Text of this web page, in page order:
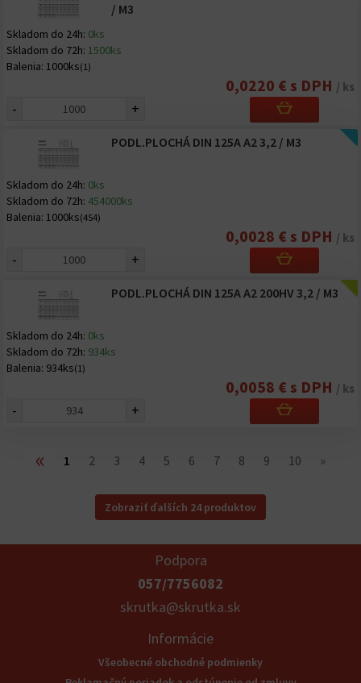
/ M3
Skladom do 24h: 0ks
Skladom do 72h: 1500ks
Balenia: 1000ks(1)
0,0220 € s DPH / ks
- +
PODL.PLOCHÁ DIN 125A A2 3,2 / M3
Skladom do 24h: 0ks
Skladom do 72h: 454000ks
Balenia: 1000ks(454)
0,0028 € s DPH / ks
- +
PODL.PLOCHÁ DIN 125A A2 200HV 3,2 / M3
Skladom do 24h: 0ks
Skladom do 72h: 934ks
Balenia: 934ks(1)
0,0058 € s DPH / ks
- +
« 1 2 3 4 5 6 7 8 9 10 »
Zobraziť ďalších 24 produktov
Podpora
057/7756082
skrutka@skrutka.sk
Informácie
Všeobecné obchodné podmienky